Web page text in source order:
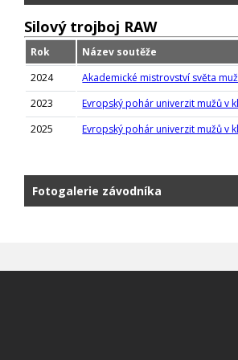
Silový trojboj RAW
Rok
Název soutěže
2024
Akademické mistrovství světa
2023
Evropský pohár univerzit mužů v
2025
Evropský pohár univerzit mužů v
Fotogalerie závodníka